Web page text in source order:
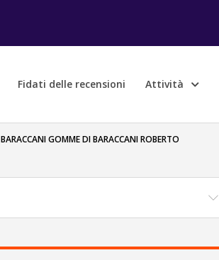
Fidati delle recensioni Attività
BARACCANI GOMME DI BARACCANI ROBERTO